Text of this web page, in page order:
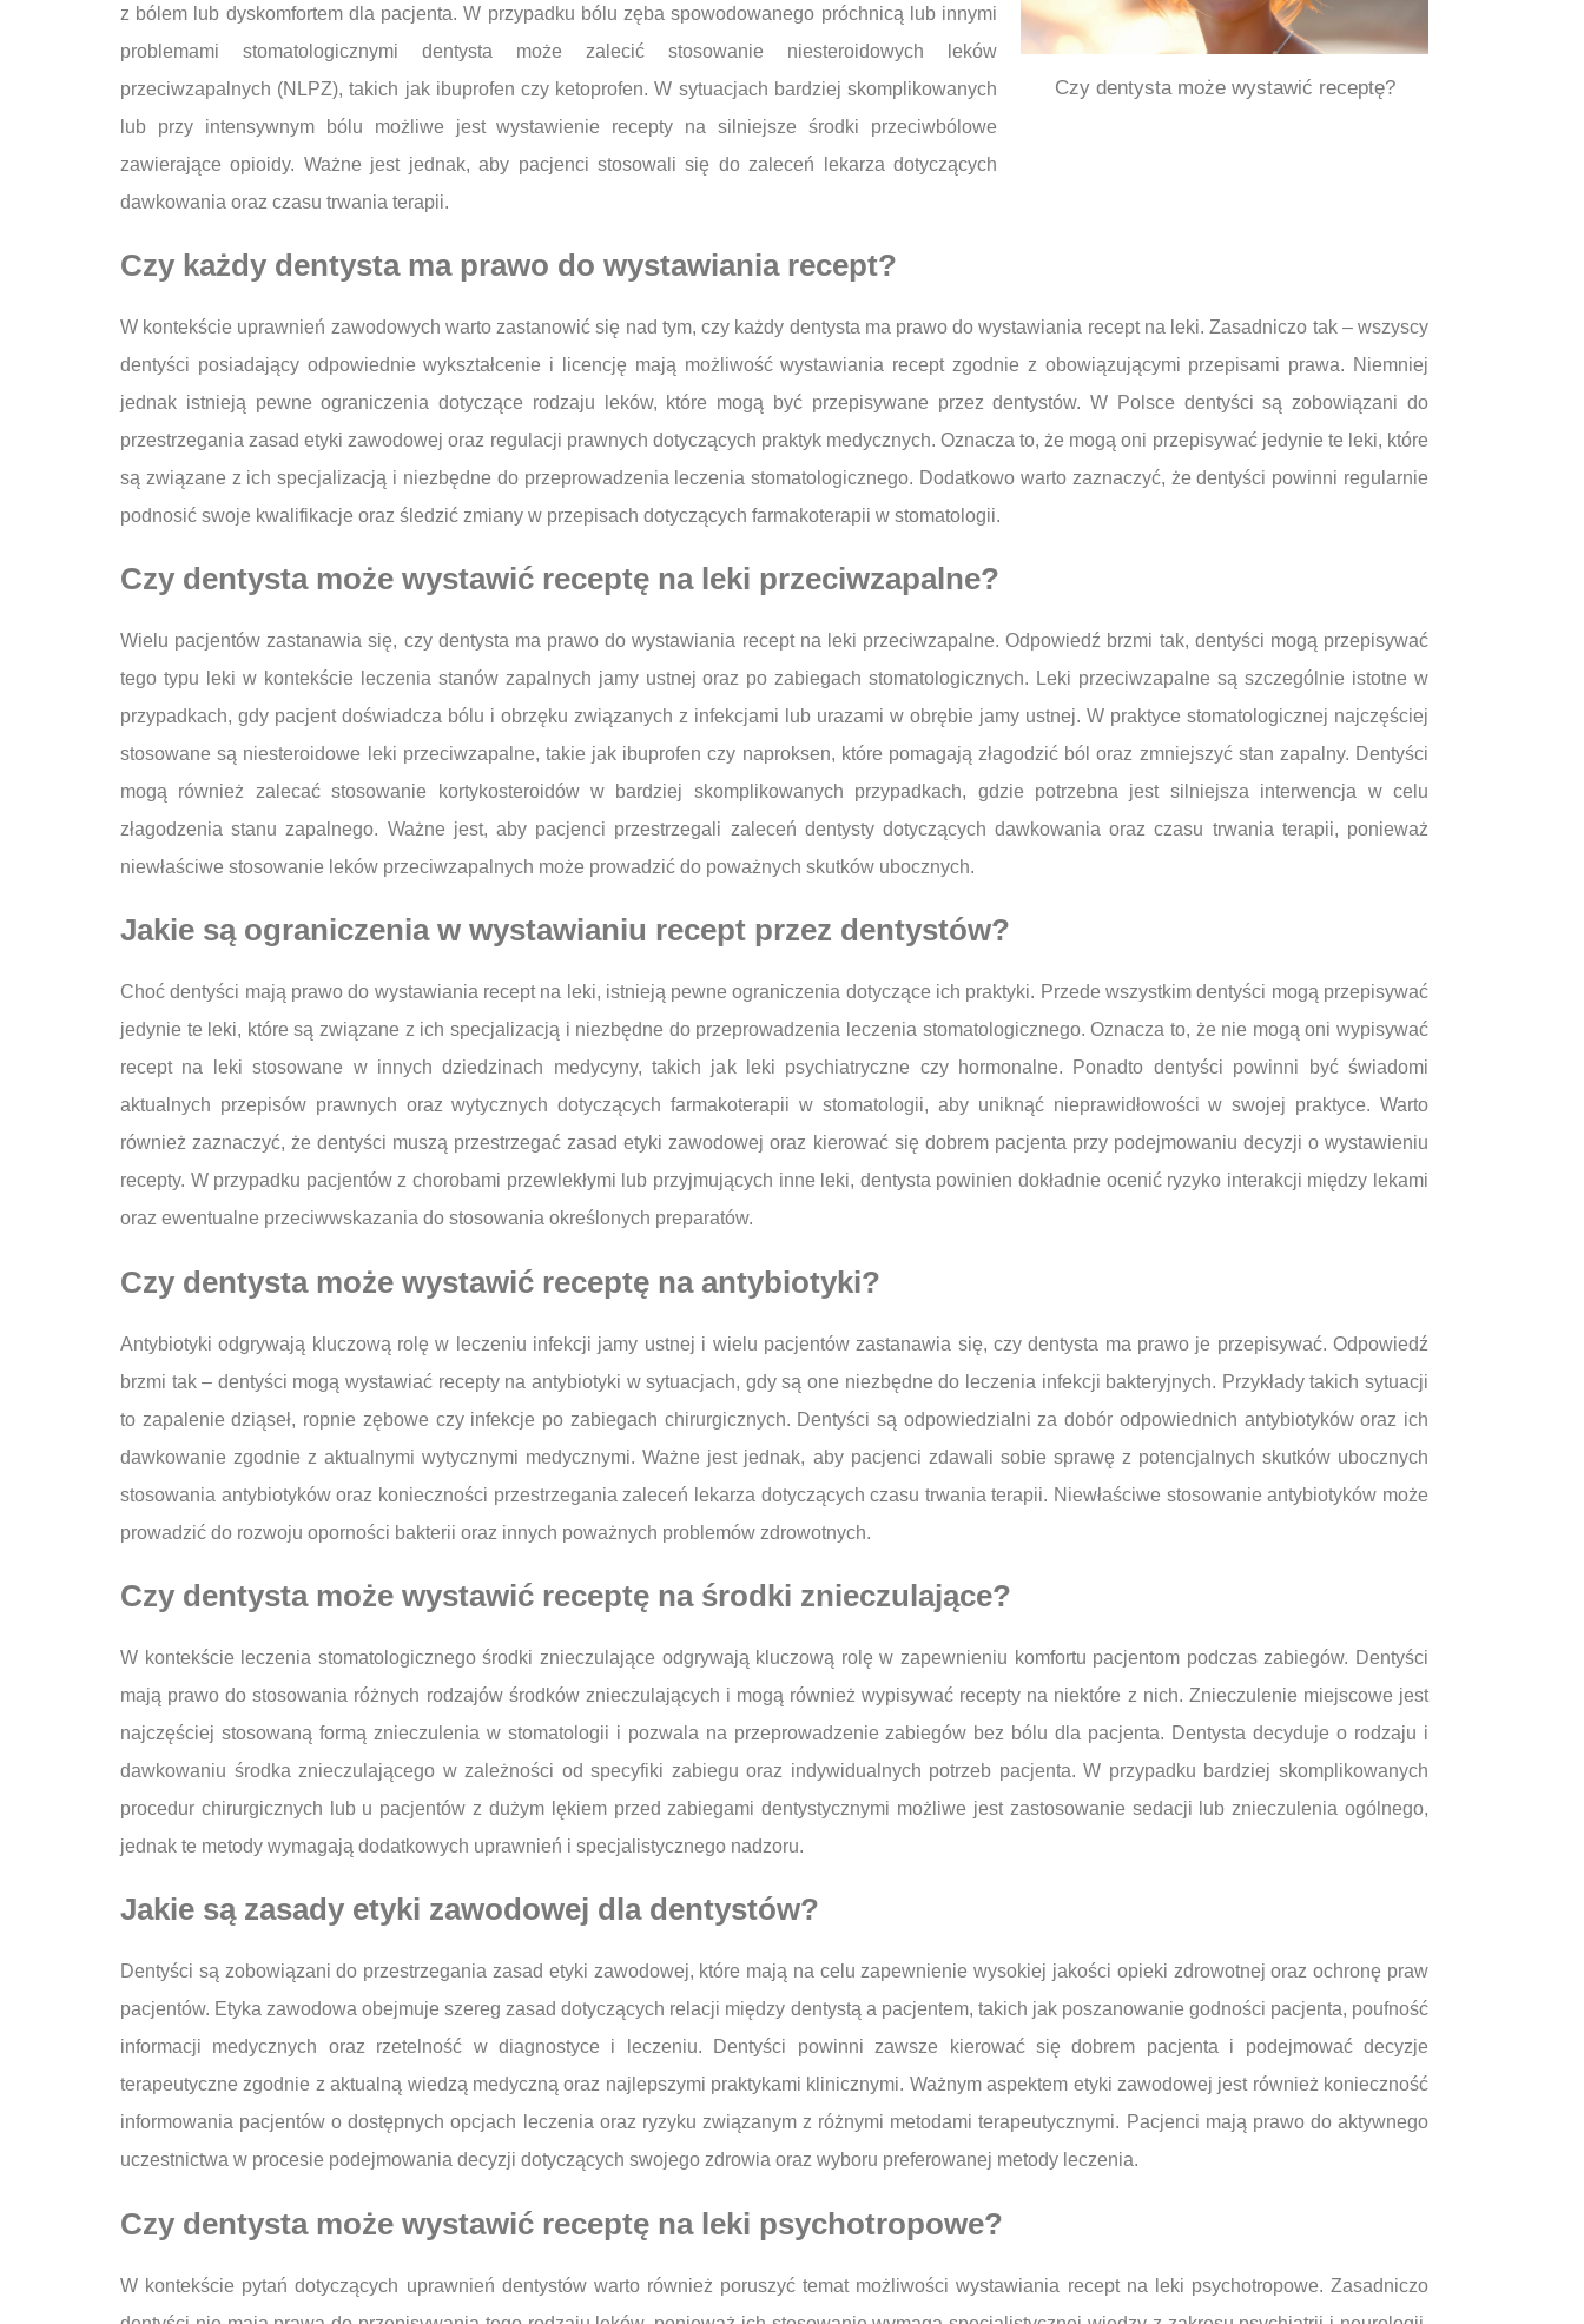
Czy dentysta może wystawić receptę?
z bólem lub dyskomfortem dla pacjenta. W przypadku bólu zęba spowodowanego próchnicą lub innymi
problemami stomatologicznymi dentysta może zalecić stosowanie niesteroidowych leków
przeciwzapalnych (NLPZ), takich jak ibuprofen czy ketoprofen. W sytuacjach bardziej skomplikowanych
lub przy intensywnym bólu możliwe jest wystawienie recepty na silniejsze środki przeciwbólowe
zawierające opioidy. Ważne jest jednak, aby pacjenci stosowali się do zaleceń lekarza dotyczących
dawkowania oraz czasu trwania terapii.
Czy każdy dentysta ma prawo do wystawiania recept?
W kontekście uprawnień zawodowych warto zastanowić się nad tym, czy każdy dentysta ma prawo do wystawiania recept na leki. Zasadniczo tak – wszyscy
dentyści posiadający odpowiednie wykształcenie i licencję mają możliwość wystawiania recept zgodnie z obowiązującymi przepisami prawa. Niemniej
jednak istnieją pewne ograniczenia dotyczące rodzaju leków, które mogą być przepisywane przez dentystów. W Polsce dentyści są zobowiązani do
przestrzegania zasad etyki zawodowej oraz regulacji prawnych dotyczących praktyk medycznych. Oznacza to, że mogą oni przepisywać jedynie te leki, które
są związane z ich specjalizacją i niezbędne do przeprowadzenia leczenia stomatologicznego. Dodatkowo warto zaznaczyć, że dentyści powinni regularnie
podnosić swoje kwalifikacje oraz śledzić zmiany w przepisach dotyczących farmakoterapii w stomatologii.
Czy dentysta może wystawić receptę na leki przeciwzapalne?
Wielu pacjentów zastanawia się, czy dentysta ma prawo do wystawiania recept na leki przeciwzapalne. Odpowiedź brzmi tak, dentyści mogą przepisywać
tego typu leki w kontekście leczenia stanów zapalnych jamy ustnej oraz po zabiegach stomatologicznych. Leki przeciwzapalne są szczególnie istotne w
przypadkach, gdy pacjent doświadcza bólu i obrzęku związanych z infekcjami lub urazami w obrębie jamy ustnej. W praktyce stomatologicznej najczęściej
stosowane są niesteroidowe leki przeciwzapalne, takie jak ibuprofen czy naproksen, które pomagają złagodzić ból oraz zmniejszyć stan zapalny. Dentyści
mogą również zalecać stosowanie kortykosteroidów w bardziej skomplikowanych przypadkach, gdzie potrzebna jest silniejsza interwencja w celu
złagodzenia stanu zapalnego. Ważne jest, aby pacjenci przestrzegali zaleceń dentysty dotyczących dawkowania oraz czasu trwania terapii, ponieważ
niewłaściwe stosowanie leków przeciwzapalnych może prowadzić do poważnych skutków ubocznych.
Jakie są ograniczenia w wystawianiu recept przez dentystów?
Choć dentyści mają prawo do wystawiania recept na leki, istnieją pewne ograniczenia dotyczące ich praktyki. Przede wszystkim dentyści mogą przepisywać
jedynie te leki, które są związane z ich specjalizacją i niezbędne do przeprowadzenia leczenia stomatologicznego. Oznacza to, że nie mogą oni wypisywać
recept na leki stosowane w innych dziedzinach medycyny, takich jak leki psychiatryczne czy hormonalne. Ponadto dentyści powinni być świadomi
aktualnych przepisów prawnych oraz wytycznych dotyczących farmakoterapii w stomatologii, aby uniknąć nieprawidłowości w swojej praktyce. Warto
również zaznaczyć, że dentyści muszą przestrzegać zasad etyki zawodowej oraz kierować się dobrem pacjenta przy podejmowaniu decyzji o wystawieniu
recepty. W przypadku pacjentów z chorobami przewlekłymi lub przyjmujących inne leki, dentysta powinien dokładnie ocenić ryzyko interakcji między lekami
oraz ewentualne przeciwwskazania do stosowania określonych preparatów.
Czy dentysta może wystawić receptę na antybiotyki?
Antybiotyki odgrywają kluczową rolę w leczeniu infekcji jamy ustnej i wielu pacjentów zastanawia się, czy dentysta ma prawo je przepisywać. Odpowiedź
brzmi tak – dentyści mogą wystawiać recepty na antybiotyki w sytuacjach, gdy są one niezbędne do leczenia infekcji bakteryjnych. Przykłady takich sytuacji
to zapalenie dziąseł, ropnie zębowe czy infekcje po zabiegach chirurgicznych. Dentyści są odpowiedzialni za dobór odpowiednich antybiotyków oraz ich
dawkowanie zgodnie z aktualnymi wytycznymi medycznymi. Ważne jest jednak, aby pacjenci zdawali sobie sprawę z potencjalnych skutków ubocznych
stosowania antybiotyków oraz konieczności przestrzegania zaleceń lekarza dotyczących czasu trwania terapii. Niewłaściwe stosowanie antybiotyków może
prowadzić do rozwoju oporności bakterii oraz innych poważnych problemów zdrowotnych.
Czy dentysta może wystawić receptę na środki znieczulające?
W kontekście leczenia stomatologicznego środki znieczulające odgrywają kluczową rolę w zapewnieniu komfortu pacjentom podczas zabiegów. Dentyści
mają prawo do stosowania różnych rodzajów środków znieczulających i mogą również wypisywać recepty na niektóre z nich. Znieczulenie miejscowe jest
najczęściej stosowaną formą znieczulenia w stomatologii i pozwala na przeprowadzenie zabiegów bez bólu dla pacjenta. Dentysta decyduje o rodzaju i
dawkowaniu środka znieczulającego w zależności od specyfiki zabiegu oraz indywidualnych potrzeb pacjenta. W przypadku bardziej skomplikowanych
procedur chirurgicznych lub u pacjentów z dużym lękiem przed zabiegami dentystycznymi możliwe jest zastosowanie sedacji lub znieczulenia ogólnego,
jednak te metody wymagają dodatkowych uprawnień i specjalistycznego nadzoru.
Jakie są zasady etyki zawodowej dla dentystów?
Dentyści są zobowiązani do przestrzegania zasad etyki zawodowej, które mają na celu zapewnienie wysokiej jakości opieki zdrowotnej oraz ochronę praw
pacjentów. Etyka zawodowa obejmuje szereg zasad dotyczących relacji między dentystą a pacjentem, takich jak poszanowanie godności pacjenta, poufność
informacji medycznych oraz rzetelność w diagnostyce i leczeniu. Dentyści powinni zawsze kierować się dobrem pacjenta i podejmować decyzje
terapeutyczne zgodnie z aktualną wiedzą medyczną oraz najlepszymi praktykami klinicznymi. Ważnym aspektem etyki zawodowej jest również konieczność
informowania pacjentów o dostępnych opcjach leczenia oraz ryzyku związanym z różnymi metodami terapeutycznymi. Pacjenci mają prawo do aktywnego
uczestnictwa w procesie podejmowania decyzji dotyczących swojego zdrowia oraz wyboru preferowanej metody leczenia.
Czy dentysta może wystawić receptę na leki psychotropowe?
W kontekście pytań dotyczących uprawnień dentystów warto również poruszyć temat możliwości wystawiania recept na leki psychotropowe. Zasadniczo